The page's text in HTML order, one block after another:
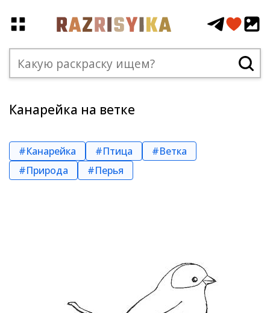
Канарейка на ветке
#Канарейка #Птица
#Ветка
#Природа
#Перья